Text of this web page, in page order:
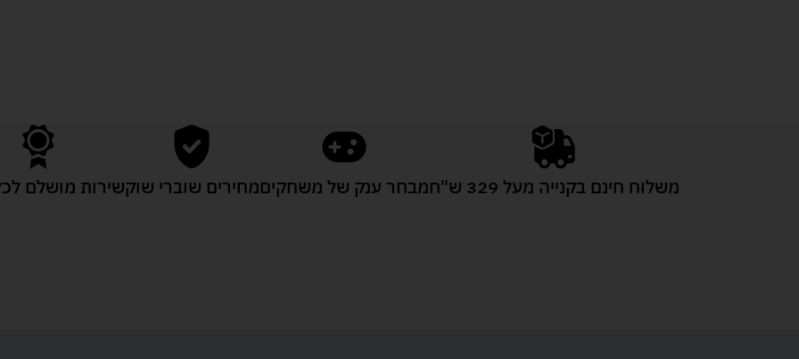
משלוח חינם בקנייה מעל 329 ש"ח מבחר ענק של משחקיםמחירים שוברי שוקשירות מושלם